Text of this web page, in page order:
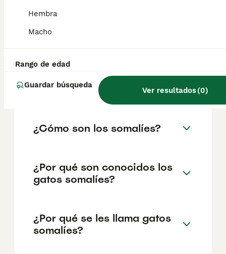
Hembra
Macho
Rango de edad
Guardar búsqueda
Ver resultados(0)
independientes que sus primos abisinios,
activos y les gusta hacer ejercicio al aire
¿Son agresivos los gatos
somalíes?
¿Cómo son los somalíes?
¿Por qué son conocidos los
gatos somalíes?
¿Por qué se les llama gatos
somalíes?